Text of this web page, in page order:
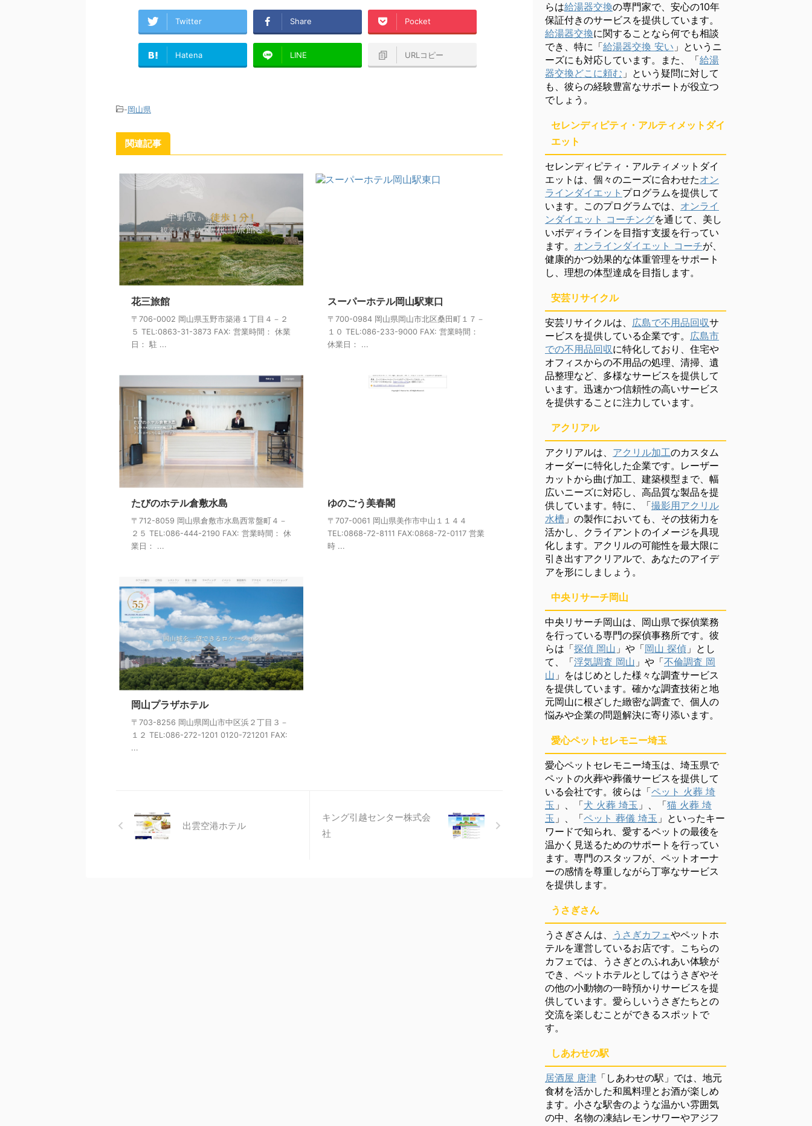
Twitter Share Pocket
Hatena LINE URLコピー
-岡山県
関連記事
花三旅館
〒706-0002 岡山県玉野市築港１丁目４－２
５ TEL:0863-31-3873 FAX: 営業時間： 休業
日： 駐 ...
スーパーホテル岡山駅東口
〒700-0984 岡山県岡山市北区桑田町１７－
１０ TEL:086-233-9000 FAX: 営業時間：
休業日： ...
たびのホテル倉敷水島
〒712-8059 岡山県倉敷市水島西常盤町４－
２５ TEL:086-444-2190 FAX: 営業時間： 休
業日： ...
ゆのごう美春閣
〒707-0061 岡山県美作市中山１１４４
TEL:0868-72-8111 FAX:0868-72-0117 営業
時 ...
岡山プラザホテル
〒703-8256 岡山県岡山市中区浜２丁目３－
１２ TEL:086-272-1201 0120-721201 FAX:
...
出雲空港ホテル
キング引越センター株式会
社
らは給湯器交換の専門家で、安心の10年
保証付きのサービスを提供しています。
給湯器交換に関することなら何でも相談
でき、特に「給湯器交換 安い 」というニ
ーズにも対応しています。また、「給湯
器交換どこに頼む 」という疑問に対して
も、彼らの経験豊富なサポートが役立つ
でしょう。
セレンディピティ・アルティメットダイ
エット
セレンディピティ・アルティメットダイ
エットは、個々のニーズに合わせたオン
ラインダイエット プログラムを提供して
います。このプログラムでは、 オンライ
ンダイエット コーチングを通じて、美し
いボディラインを目指す支援を行ってい
ます。 オンラインダイエット コーチが、
健康的かつ効果的な体重管理をサポート
し、理想の体型達成を目指します。
安芸リサイクル
安芸リサイクルは、 広島で不用品回収サ
ービスを提供している企業です。 広島市
での不用品回収に特化しており、住宅や
オフィスからの不用品の処理、清掃、遺
品整理など、多様なサービスを提供して
います。迅速かつ信頼性の高いサービス
を提供することに注力しています。
アクリアル
アクリアルは、 アクリル加工のカスタム
オーダーに特化した企業です。レーザー
カットから曲げ加工、建築模型まで、幅
広いニーズに対応し、高品質な製品を提
供しています。特に、「撮影用アクリル
水槽 」の製作においても、その技術力を
活かし、クライアントのイメージを具現
化します。アクリルの可能性を最大限に
引き出すアクリアルで、あなたのアイデ
アを形にしましょう。
中央リサーチ岡山
中央リサーチ岡山は、岡山県で探偵業務
を行っている専門の探偵事務所です。彼
らは「探偵 岡山 」や「岡山 探偵 」とし
て、「浮気調査 岡山 」や「不倫調査 岡
山 」をはじめとした様々な調査サービス
を提供しています。確かな調査技術と地
元岡山に根ざした緻密な調査で、個人の
悩みや企業の問題解決に寄り添います。
愛心ペットセレモニー埼玉
愛心ペットセレモニー埼玉は、埼玉県で
ペットの火葬や葬儀サービスを提供して
いる会社です。彼らは「ペット 火葬 埼
玉 」、「犬 火葬 埼玉 」、「猫 火葬 埼
玉 」、「ペット 葬儀 埼玉 」といったキー
ワードで知られ、愛するペットの最後を
温かく見送るためのサポートを行ってい
ます。専門のスタッフが、ペットオーナ
ーの感情を尊重しながら丁寧なサービス
を提供します。
うさぎさん
うさぎさんは、 うさぎカフェやペットホ
テルを運営しているお店です。こちらの
カフェでは、うさぎとのふれあい体験が
でき、ペットホテルとしてはうさぎやそ
の他の小動物の一時預かりサービスを提
供しています。愛らしいうさぎたちとの
交流を楽しむことができるスポットで
す。
しあわせの駅
居酒屋 唐津 「しあわせの駅」では、地元
食材を活かした和風料理とお酒が楽しめ
ます。小さな駅舎のような温かい雰囲気
の中、名物の凍結レモンサワーやアジフ